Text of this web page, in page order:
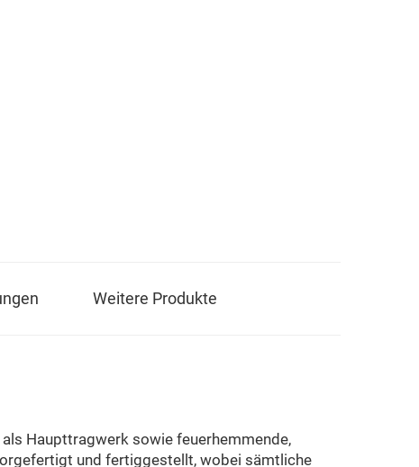
Weitere Produkte
Haupttragwerk sowie feuerhemmende,
und fertiggestellt, wobei sämtliche